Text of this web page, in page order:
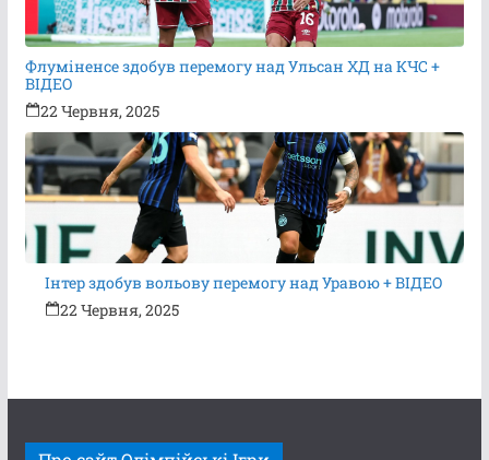
Флуміненсе здобув перемогу над Ульсан ХД на КЧС +
ВІДЕО
22 Червня, 2025
Інтер здобув вольову перемогу над Уравою + ВІДЕО
22 Червня, 2025